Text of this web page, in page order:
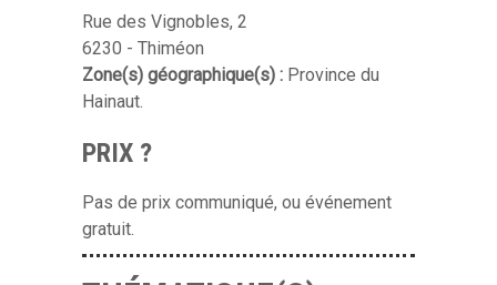
Rue des Vignobles, 2
6230 - Thiméon
Zone(s) géographique(s) : Province du
Hainaut.
PRIX ?
Pas de prix communiqué, ou événement
gratuit.